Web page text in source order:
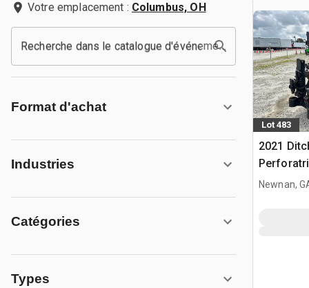
Votre emplacement : Columbus, OH
Recherche dans le catalogue d'événements
Format d'achat
Industries
Catégories
Types
Lot 483
2021
Newnan,